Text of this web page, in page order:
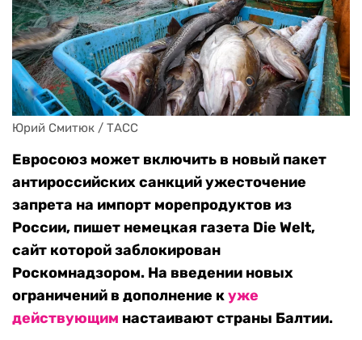
Юрий Смитюк / ТАСС
Евросоюз может включить в новый пакет
антироссийских санкций ужесточение
запрета на импорт морепродуктов из
России, пишет немецкая газета Die Welt,
сайт которой заблокирован
Роскомнадзором. На введении новых
ограничений в дополнение куже
действующим настаивают страны Балтии.